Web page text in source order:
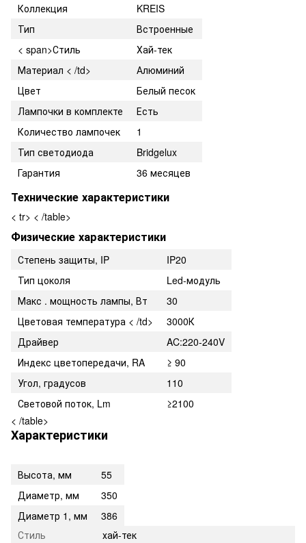
Коллекция
KREIS
Тип
Встроенные
< span>Стиль
Хай-тек
Материал < /td>
Алюминий
Цвет
Белый песок
Лампочки в комплекте
Есть
Количество лампочек
1
Тип светодиода
Bridgelux
Гарантия
36 месяцев
Технические характеристики
< tr> < /table>
Физические характеристики
Степень защиты, IP
IP20
Тип цоколя
Led-модуль
Макс . мощность лампы, Вт
30
Цветовая температура < /td>
3000К
Драйвер
AC:220-240V
Индекс цветопередачи, RA
≥ 90
Угол, градусов
110
Световой поток, Lm
≥2100
< /table>
Характеристики
Высота, мм
55
Диаметр, мм
350
Диаметр 1, мм
386
Стиль
хай-тек